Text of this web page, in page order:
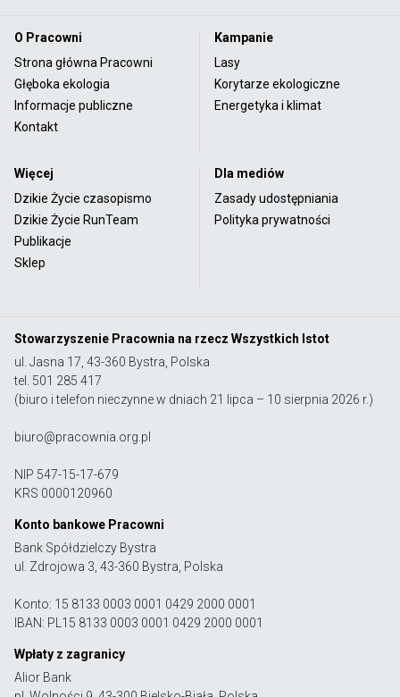
O Pracowni
Strona główna Pracowni
Głęboka ekologia
Informacje publiczne
Kontakt
Kampanie
Lasy
Korytarze ekologiczne
Energetyka i klimat
Więcej
Dzikie Życie czasopismo
Dzikie Życie RunTeam
Publikacje
Sklep
Dla mediów
Zasady udostępniania
Polityka prywatności
Stowarzyszenie Pracownia na rzecz Wszystkich Istot
ul. Jasna 17, 43-360 Bystra, Polska
tel. 501 285 417
(biuro i telefon nieczynne w dniach 21 lipca – 10 sierpnia 2026 r.)
biuro@pracownia.org.pl
NIP 547-15-17-679
KRS 0000120960
Konto bankowe Pracowni
Bank Spółdzielczy Bystra
ul. Zdrojowa 3, 43-360 Bystra, Polska
Konto: 15 8133 0003 0001 0429 2000 0001
IBAN: PL15 8133 0003 0001 0429 2000 0001
Wpłaty z zagranicy
Alior Bank